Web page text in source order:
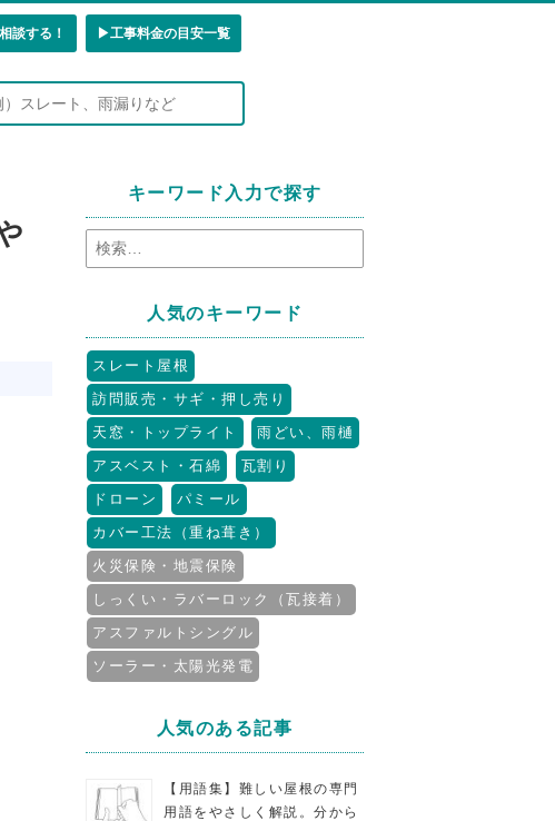
談する！ ▶︎工事料金の目安一覧
キーワード入力で探す
人気のキーワード
スレート屋根
訪問販売・サギ・押し売り
天窓・トップライト
雨どい、雨樋
アスベスト・石綿
瓦割り
ドローン
パミール
カバー工法（重ね葺き）
火災保険・地震保険
しっくい・ラバーロック（瓦接着）
アスファルトシングル
ソーラー・太陽光発電
人気のある記事
【用語集】難しい屋根の専門
用語をやさしく解説。分から